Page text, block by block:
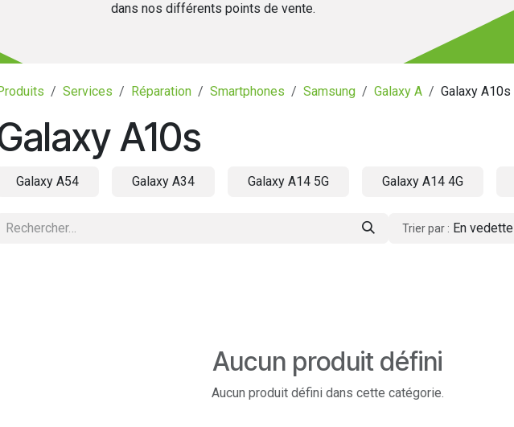
dans nos différents points de vente.
Services Réparation Smartphones Samsung Galaxy A Galaxy A10s
A10s
Galaxy A54 Galaxy A34 Galaxy A14 5G Galaxy A14 4G
Trier par : En vedette
Aucun produit défini
Aucun produit défini dans cette catégorie.